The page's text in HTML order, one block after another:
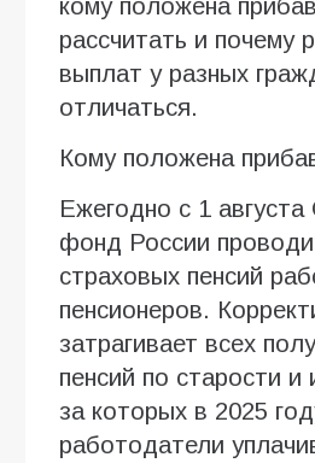
кому положена
рассчитать и почему
выплат у разных
отличаться.
Кому положена
Ежегодно с 1
фонд России
страховых пенсий
пенсионеров.
затрагивает всех
пенсий по старости и
за которых в 2025
работодатели